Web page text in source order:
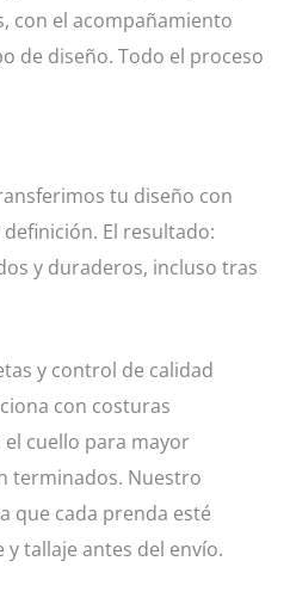
con el acompañamiento
de diseño. Todo el proceso
tu diseño con
El resultado:
y duraderos, incluso tras
y control de calidad
con costuras
cuello para mayor
terminados. Nuestro
que cada prenda esté
tallaje antes del envío.